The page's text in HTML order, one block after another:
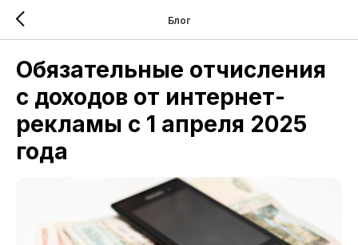
Блог
Обязательные отчисления
с доходов от интернет-
рекламы с 1 апреля 2025
года